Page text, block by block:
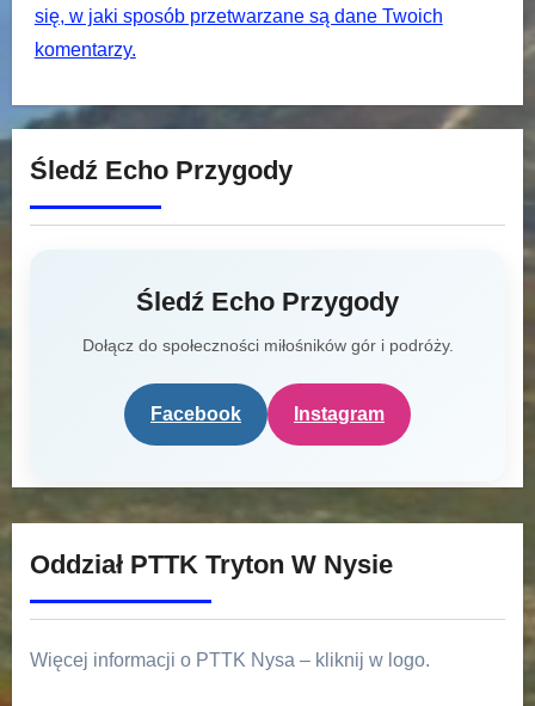
się, w jaki sposób przetwarzane są dane Twoich
komentarzy.
Śledź Echo Przygody
Śledź Echo Przygody
Dołącz do społeczności miłośników gór i podróży.
Facebook Instagram
Oddział PTTK Tryton W Nysie
Więcej informacji o PTTK Nysa – kliknij w logo.